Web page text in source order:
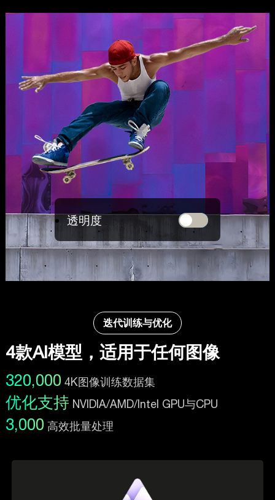
透明度
迭代训练与优化
4款AI模型，适用于任何图像
320,000 4K图像训练数据集
优化支持NVIDIA/AMD/Intel GPU与CPU
3,000 高效批量处理